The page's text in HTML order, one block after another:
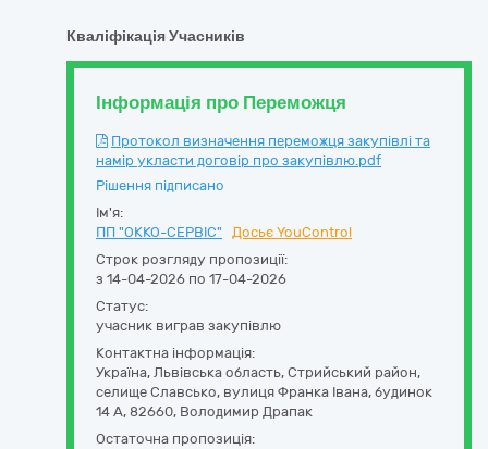
Кваліфікація Учасників
Інформація про Переможця
Протокол визначення переможця закупівлі та
намір укласти договір про закупівлю.pdf
Рішення підписано
Ім'я:
ПП "ОККО-СЕРВІС"
Досьє YouControl
Строк розгляду пропозиції:
з 14-04-2026 по 17-04-2026
Статус:
учасник виграв закупівлю
Контактна інформація:
Україна, Львівська область, Стрийський район,
селище Славсько, вулиця Франка Івана, будинок
14 А, 82660, Володимир Драпак
Остаточна пропозиція: